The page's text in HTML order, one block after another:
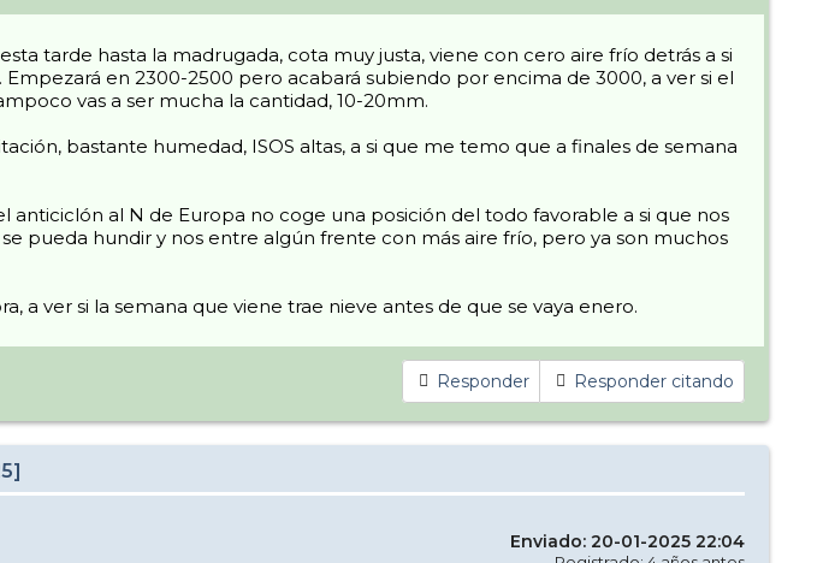
tarde hasta la madrugada, cota muy justa, viene con cero aire frío detrás a si
en 2300-2500 pero acabará subiendo por encima de 3000, a ver si el
vas a ser mucha la cantidad, 10-20mm.
bastante humedad, ISOS altas, a si que me temo que a finales de semana
al N de Europa no coge una posición del todo favorable a si que nos
pueda hundir y nos entre algún frente con más aire frío, pero ya son muchos
a ver si la semana que viene trae nieve antes de que se vaya enero.
Responder Responder citando
Enviado: 20-01-2025 22:04